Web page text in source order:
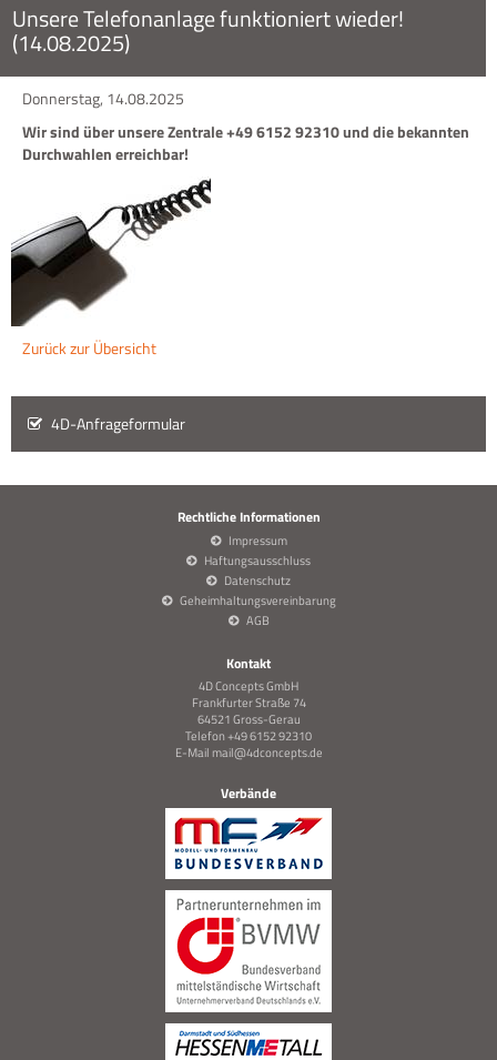
Unsere Telefonanlage funktioniert wieder!
(14.08.2025)
Donnerstag, 14.08.2025
Wir sind über unsere Zentrale +49 6152 92310 und die bekannten
Durchwahlen erreichbar!
Zurück zur Übersicht
4D-Anfrageformular
Rechtliche Informationen
Impressum
Haftungsausschluss
Datenschutz
Geheimhaltungsvereinbarung
AGB
Kontakt
4D Concepts GmbH
Frankfurter Straße 74
64521 Gross-Gerau
Telefon +49 6152 92310
E-Mailmail@4dconcepts.de
Verbände